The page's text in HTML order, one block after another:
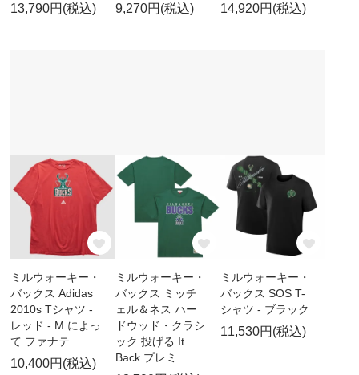
13,790円(税込) 9,270円(税込) 14,920円(税込)
ミルウォーキー・
バックス Adidas
2010s Tシャツ -
レッド - M によっ
て ファナテ
10,400円(税込)
ミルウォーキー・
バックス ミッチ
ェル＆ネス ハー
ドウッド・クラシ
ック 投げる It
Back プレミ
ミルウォーキー・
バックス SOS T-
シャツ - ブラック
11,530円(税込)